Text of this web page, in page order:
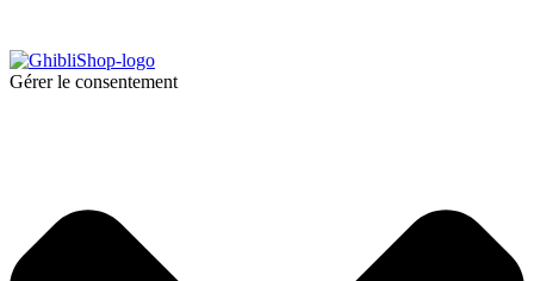
Gérer le consentement